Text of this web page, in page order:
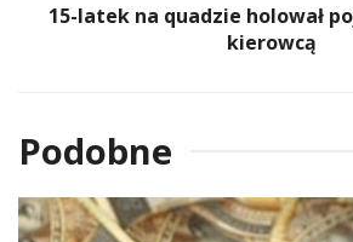
15-latek na quadzie holował
kierowcą
Podobne